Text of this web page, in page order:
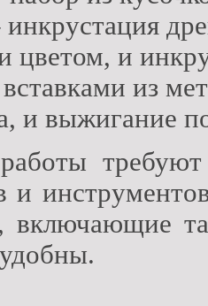
инкрустация
цветом, и
из
и выжигание
и
включающие